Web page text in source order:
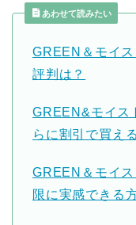
あわせて読みたい
GREEN＆モイ
評判は？
GREEN&モイス
らに割引で買え
GREEN＆モイ
限に実感できる